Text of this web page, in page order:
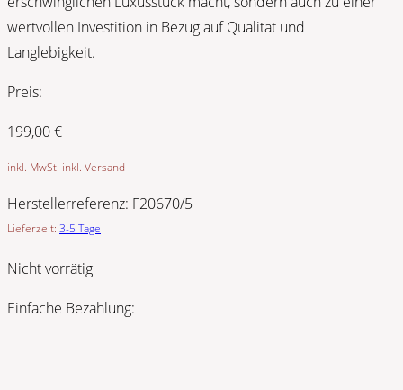
wertvollen Investition in Bezug auf Qualität und
Langlebigkeit.
Preis:
199,00€
inkl. MwSt. inkl. Versand
Herstellerreferenz: F20670/5
Lieferzeit: 3-5 Tage
Nicht vorrätig
Einfache Bezahlung: